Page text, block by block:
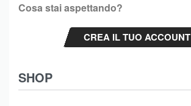
SHOP
Cosa stai aspettando?
CREA IL TUO ACCOUNT